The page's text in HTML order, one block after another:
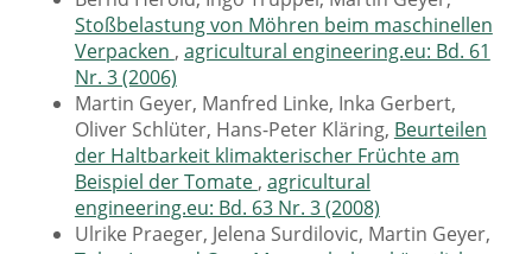
Stoßbelastung von Möhren beim maschinellen
Verpacken , agricultural engineering.eu: Bd. 61
Nr. 3 (2006)
Martin Geyer, Manfred Linke, Inka Gerbert,
Oliver Schlüter, Hans-Peter Kläring, Beurteilen
der Haltbarkeit klimakterischer Früchte am
Beispiel der Tomate, agricultural
engineering.eu: Bd. 63 Nr. 3 (2008)
Ulrike Praeger, Jelena Surdilovic, Martin Geyer,